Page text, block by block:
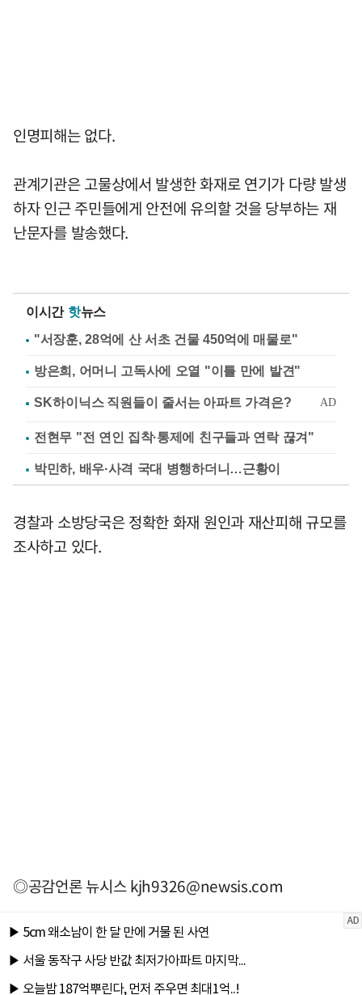
인명피해는 없다.
관계기관은 고물상에서 발생한 화재로 연기가 다량 발생
하자 인근 주민들에게 안전에 유의할 것을 당부하는 재
난문자를 발송했다.
이시간 핫뉴스
"서장훈, 28억에 산 서초 건물 450억에 매물로"
방은희, 어머니 고독사에 오열 "이틀 만에 발견"
전현무 "전 연인 집착·통제에 친구들과 연락 끊겨"
박민하, 배우·사격 국대 병행하더니…근황이
경찰과 소방당국은 정확한 화재 원인과 재산피해 규모를
조사하고 있다.
◎공감언론 뉴시스kjh9326@newsis.com